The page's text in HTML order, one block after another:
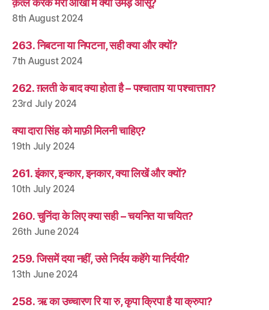
8th August 2024
263. निबटना या निपटना, सही क्या और क्यों?
7th August 2024
262. ग़लती के बाद क्या होता है – पश्चाताप या पश्चात्ताप?
23rd July 2024
क्या दारा सिंह को माफ़ी मिलनी चाहिए?
19th July 2024
261. इंकार, इन्कार, इनकार, क्या लिखें और क्यों?
10th July 2024
260. चुनिंदा के लिए क्या सही – चयनित या चयित?
26th June 2024
259. जिसमें दया नहीं, उसे निर्दय कहेंगे या निर्दयी?
13th June 2024
258. ऋ का उच्चारण रि या रु, कृपा क्रिपा है या क्रुपा?